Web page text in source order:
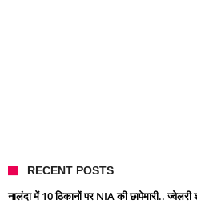
RECENT POSTS
नालंदा में 10 ठिकानों पर NIA की छापेमारी.. ज्वेलरी